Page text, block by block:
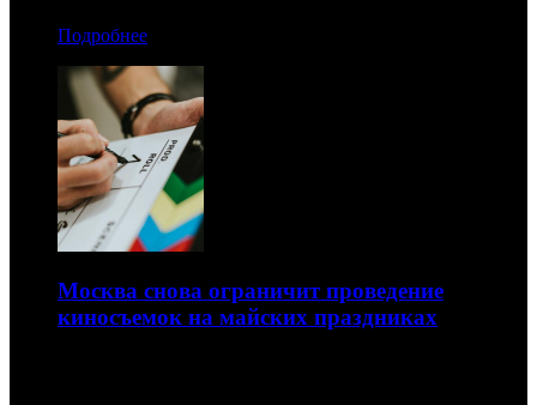
Подробнее
Москва снова ограничит проведение
киносъемок на майских праздниках